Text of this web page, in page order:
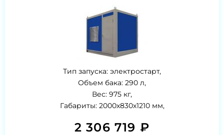
Тип запуска: электростарт,
Объем бака: 290 л,
Вес: 975 кг,
Габариты: 2000х830х1210 мм,
2 306 719 ₽